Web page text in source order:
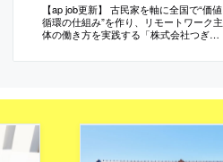
【ap job更新】 古民家を軸に全国で“価値
循環の仕組み”を作り、リモートワーク主
体の働き方を実践する「株式会社つぎ
を募集中